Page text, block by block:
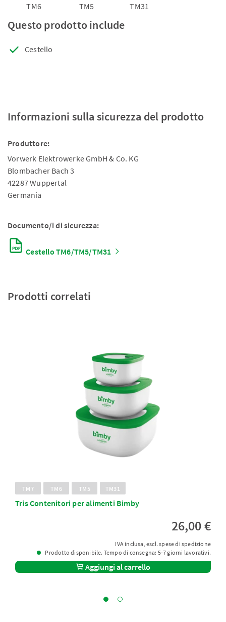
TM6 TM5 TM31
Questo prodotto include
Cestello
Informazioni sulla sicurezza del prodotto
Produttore:
Vorwerk Elektrowerke GmbH & Co. KG
Blombacher Bach 3
42287 Wuppertal
Germania
Documento/i di sicurezza:
Cestello TM6/TM5/TM31
Prodotti correlati
TM7 TM6 TM5 TM31
Tris Contenitori per alimenti Bimby
26,00 €
IVA inclusa, escl. spese di spedizione
Prodotto disponibile. Tempo di consegna: 5-7 giorni lavorativi.
Aggiungi al carrello